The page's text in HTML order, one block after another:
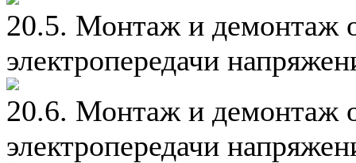
20.5. Монтаж и демонтаж
электропередачи
20.6. Монтаж и демонтаж
электропередачи